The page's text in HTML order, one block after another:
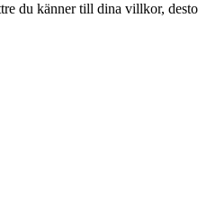
du känner till dina villkor, desto